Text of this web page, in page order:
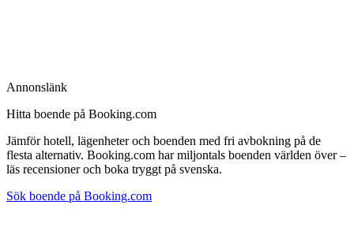
Annonslänk
Hitta boende på Booking.com
Jämför hotell, lägenheter och boenden med fri avbokning på de
flesta alternativ. Booking.com har miljontals boenden världen över –
läs recensioner och boka tryggt på svenska.
Sök boende på Booking.com